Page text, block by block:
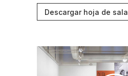
Descargar hoja de sala